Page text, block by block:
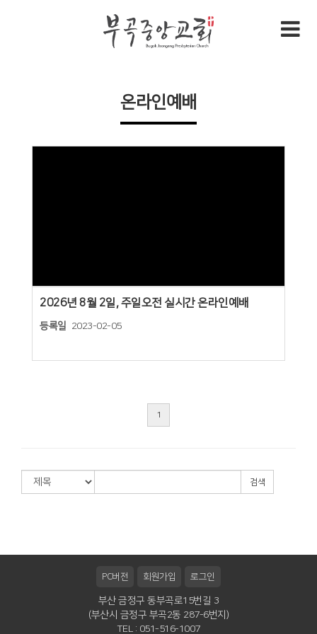
온라인예배
2026년 8월 2일, 주일오전 실시간 온라인예배
등록일 2023-02-05
1
검색
PC버전 회원가입 로그인
부산 금정구 동부곡로15번길 3
(부산시 금정구 부곡2동 287-6번지)
TEL : 051-516-1007